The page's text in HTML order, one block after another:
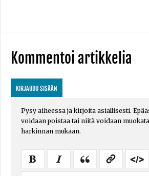
Kommentoi artikkelia
KIRJAUDU SISÄÄN
Pysy aiheessa ja kirjoita asiallisesti.
voidaan poistaa tai niitä voidaan
harkinnan mukaan.